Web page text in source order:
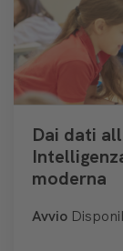
Dai dati
moderna
Avvio